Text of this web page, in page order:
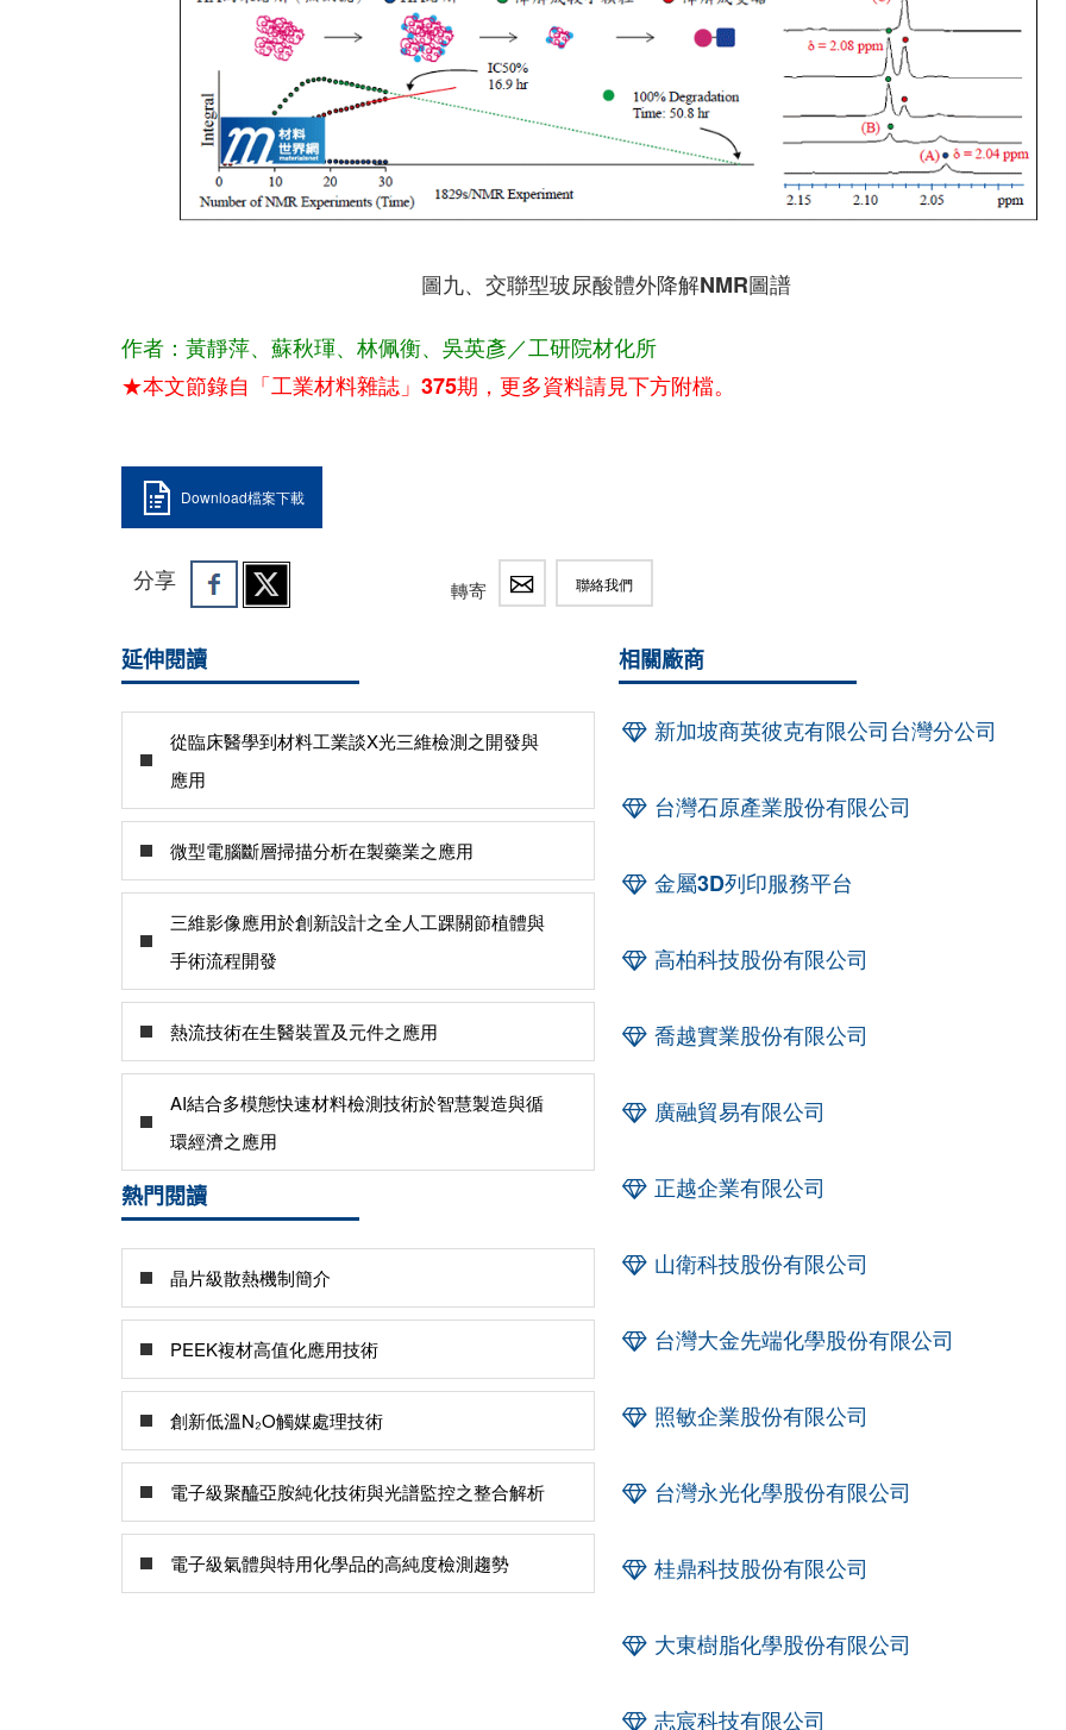
圖九、交聯型玻尿酸體外降解NMR圖譜
作者：黃靜萍、蘇秋琿、林佩衡、吳英彥／工研院材化所
★本文節錄自「工業材料雜誌」375期，更多資料請見下方附檔。
Download檔案下載
分享 轉寄 聯絡我們
延伸閱讀
從臨床醫學到材料工業談X光三維檢測之開發與
應用
微型電腦斷層掃描分析在製藥業之應用
三維影像應用於創新設計之全人工踝關節植體與
手術流程開發
熱流技術在生醫裝置及元件之應用
AI結合多模態快速材料檢測技術於智慧製造與循
環經濟之應用
熱門閱讀
晶片級散熱機制簡介
PEEK複材高值化應用技術
創新低溫N₂O觸媒處理技術
電子級聚醯亞胺純化技術與光譜監控之整合解析
電子級氣體與特用化學品的高純度檢測趨勢
相關廠商
新加坡商英彼克有限公司台灣分公司
台灣石原產業股份有限公司
金屬3D列印服務平台
高柏科技股份有限公司
喬越實業股份有限公司
廣融貿易有限公司
正越企業有限公司
山衛科技股份有限公司
台灣大金先端化學股份有限公司
照敏企業股份有限公司
台灣永光化學股份有限公司
桂鼎科技股份有限公司
大東樹脂化學股份有限公司
志宸科技有限公司